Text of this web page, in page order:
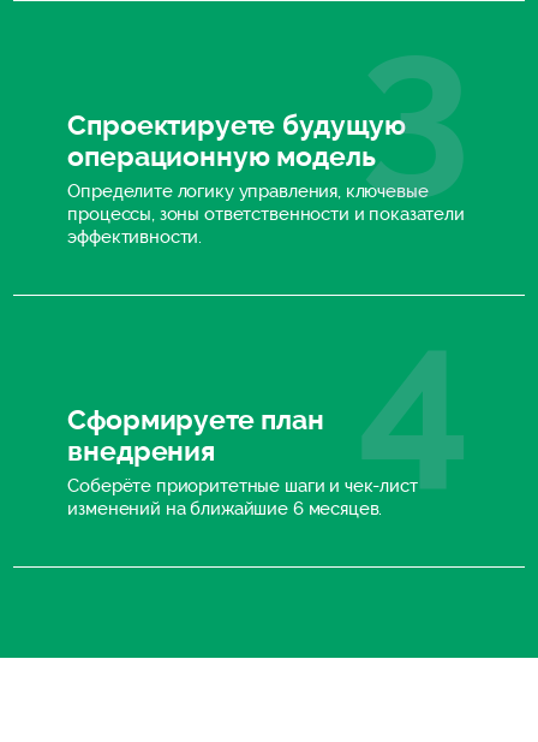
Спроектируете будущую
операционную модель
Определите логику управления, ключевые
процессы, зоны ответственности и показатели
эффективности.
Сформируете план
внедрения
Соберёте приоритетные шаги и чек-лист
изменений на ближайшие 6 месяцев.